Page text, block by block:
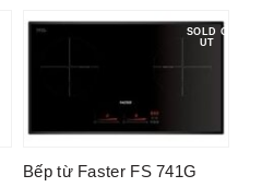
SOLD O
UT
Bếp từ Faster FS 741G